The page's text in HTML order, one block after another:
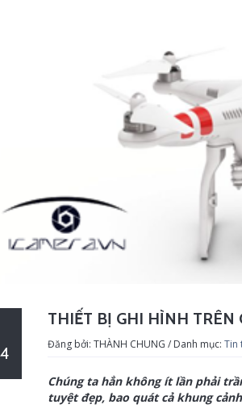
THIẾT BỊ GHI HÌNH TRÊN
Đăng bởi: THÀNH CHUNG / Danh mục: Tin
Chúng ta hẳn không ít lần phải
tuyệt đẹp, bao quát cả khung